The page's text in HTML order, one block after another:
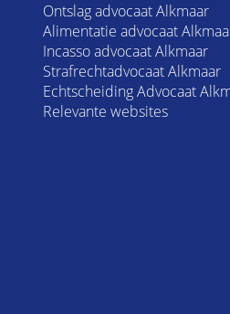
Ontslag advocaat Alkmaar
Alimentatie advocaat
Incasso advocaat Alkmaar
Strafrechtadvocaat Alkmaar
Echtscheiding Advocaat
Relevante websites